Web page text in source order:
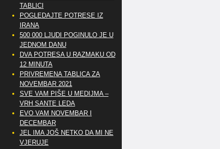
TABLICI
POGLEDAJTE POTRESE IZ
IRANA
500 000 LJUDI POGINULO JE U
JEDNOM DANU
DVA POTRESA U RAZMAKU OD
12 MINUTA
PRIVREMENA TABLICA ZA
NOVEMBAR 2021
SVE VAM PIŠE U MEDIJMA –
VRH SANTE LEDA
EVO VAM NOVEMBAR I
DECEMBAR
JEL IMA JOŠ NETKO DA MI NE
VJERUJE